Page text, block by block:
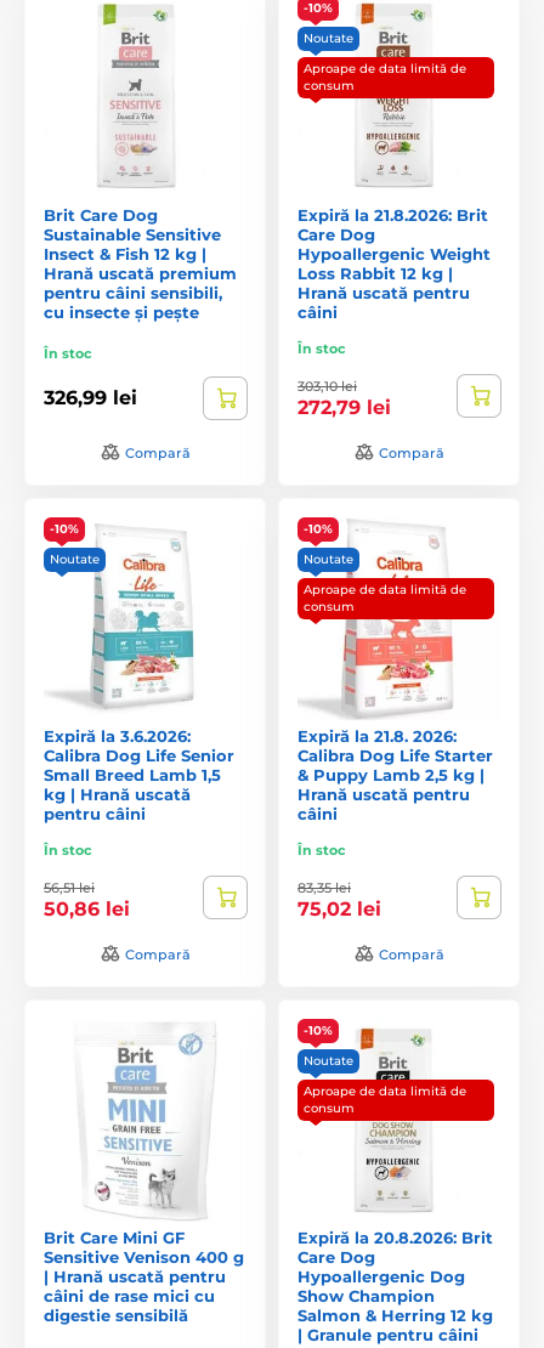
Brit Care Dog
Sustainable Sensitive
Insect & Fish 12 kg |
Hrană uscată premium
pentru câini sensibili,
cu insecte și pește
În stoc
326,99 lei
Compară
-10%
Noutate
Aproape de data limită de
consum
Expiră la 21.8.2026: Brit
Care Dog
Hypoallergenic Weight
Loss Rabbit 12 kg |
Hrană uscată pentru
câini
În stoc
303,10 lei
272,79 lei
Compară
-10%
Noutate
Expiră la 3.6.2026:
Calibra Dog Life Senior
Small Breed Lamb 1,5
kg | Hrană uscată
pentru câini
În stoc
56,51 lei
50,86 lei
Compară
-10%
Noutate
Aproape de data limită de
consum
Expiră la 21.8. 2026:
Calibra Dog Life Starter
& Puppy Lamb 2,5 kg |
Hrană uscată pentru
câini
În stoc
83,35 lei
75,02 lei
Compară
Brit Care Mini GF
Sensitive Venison 400 g
| Hrană uscată pentru
câini de rase mici cu
digestie sensibilă
-10%
Noutate
Aproape de data limită de
consum
Expiră la 20.8.2026: Brit
Care Dog
Hypoallergenic Dog
Show Champion
Salmon & Herring 12 kg
| Granule pentru câini